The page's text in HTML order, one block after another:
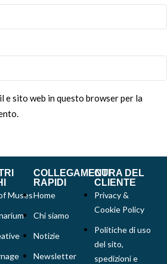
e sito web in questo browser per la
Muses
COLLEGAMENTI
RAPIDI
Home
Chi siamo
Notizie
Newsletter
CURA DEL
CLIENTE
Privacy &
Cookie Policy
Politiche di uso
del sito,
spedizioni e